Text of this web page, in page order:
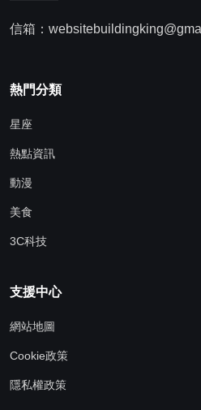
信箱：
熱門分類
星座
熱點資訊
動漫
美食
3C科技
支援中心
網站地圖
Cookie政策
隱私權政策